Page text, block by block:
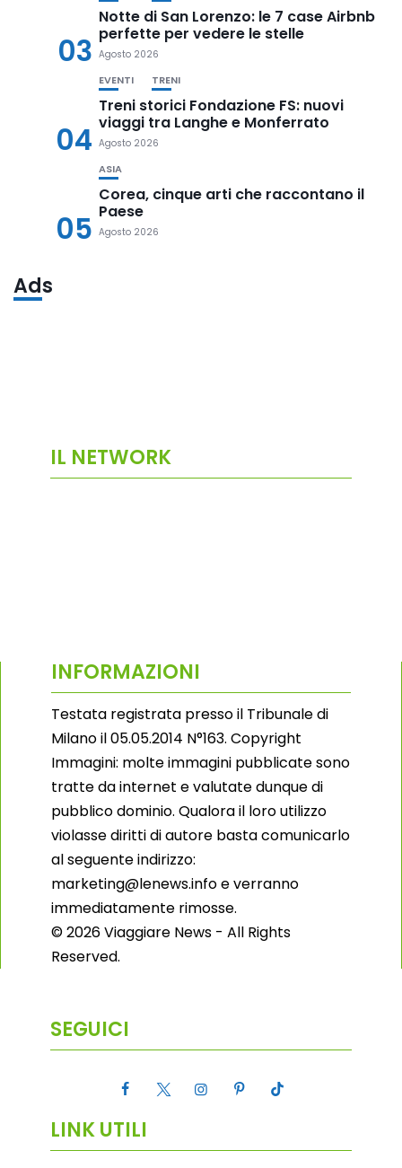
03
Notte di San Lorenzo: le 7 case Airbnb
perfette per vedere le stelle
Agosto 2026
04
EVENTI TRENI
Treni storici Fondazione FS: nuovi
viaggi tra Langhe e Monferrato
Agosto 2026
05
ASIA
Corea, cinque arti che raccontano il
Paese
Agosto 2026
Ads
IL NETWORK
INFORMAZIONI
Testata registrata presso il Tribunale di
Milano il 05.05.2014 N°163. Copyright
Immagini: molte immagini pubblicate sono
tratte da internet e valutate dunque di
pubblico dominio. Qualora il loro utilizzo
violasse diritti di autore basta comunicarlo
al seguente indirizzo:
marketing@lenews.info e verranno
immediatamente rimosse.
© 2026 Viaggiare News - All Rights
Reserved.
SEGUICI
LINK UTILI